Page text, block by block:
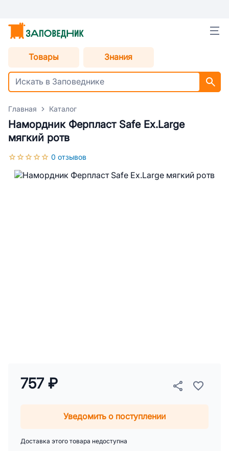
Товары Знания
Главная Каталог
Намордник Ферпласт Safe Ex.Large
мягкий ротв
0 отзывов
757 ₽
Уведомить о поступлении
Доставка этого товара недоступна